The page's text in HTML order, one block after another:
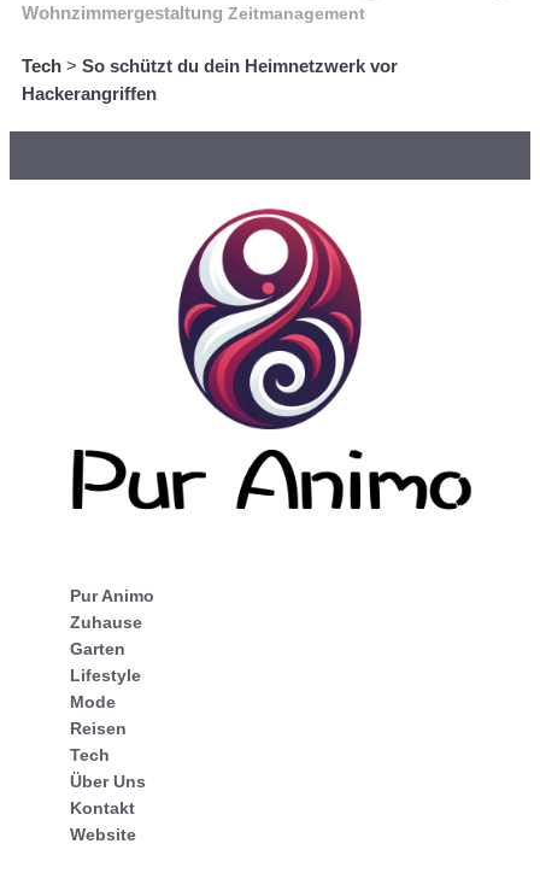
Wohnzimmergestaltung Zeitmanagement
Tech > So schützt du dein Heimnetzwerk vor
Hackerangriffen
Pur Animo
Zuhause
Garten
Lifestyle
Mode
Reisen
Tech
Über Uns
Kontakt
Website